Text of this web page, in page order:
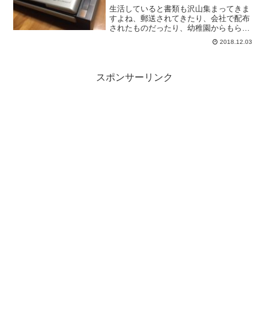
生活していると書類も沢山集まってきま
すよね、郵送されてきたり、会社で配布
されたものだったり、幼稚園からもらっ
てきたものだったりと。それら書類をス
キャンしてEvernoteに保存しておくと
2018.12.03
スポンサーリンク